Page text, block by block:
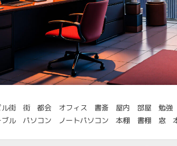
ル街 街 都会 オフィス 書斎 屋内 部屋 勉
ル パソコン ノートパソコン 本棚 書棚